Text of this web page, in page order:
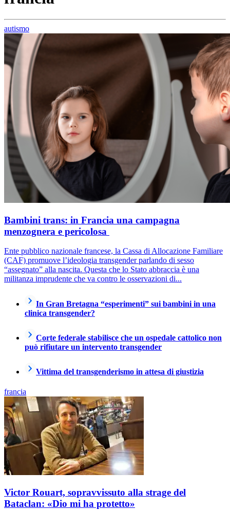
autismo
Bambini trans: in Francia una campagna
menzognera e pericolosa
Ente pubblico nazionale francese, la Cassa di Allocazione Familiare
(CAF) promuove l’ideologia transgender parlando di sesso
“assegnato” alla nascita. Questa che lo Stato abbraccia è una
militanza imprudente che va contro le osservazioni di...
In Gran Bretagna “esperimenti” sui bambini in una
clinica transgender?
Corte federale stabilisce che un ospedale cattolico non
può rifiutare un intervento transgender
Vittima del transgenderismo in attesa di giustizia
francia
Victor Rouart, sopravvissuto alla strage del
Bataclan: «Dio mi ha protetto»